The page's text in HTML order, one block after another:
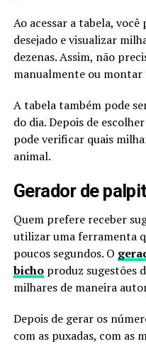
Ao acessar a tabela,
desejado e visualizar
dezenas. Assim, não
manualmente ou montar
A tabela também pode
do dia. Depois de
pode verificar quais
animal.
Gerador de
Quem prefere receber
utilizar uma ferramenta
poucos segundos. O
bichoproduz sugestões
milhares de maneira
Depois de gerar os
com as puxadas, com as